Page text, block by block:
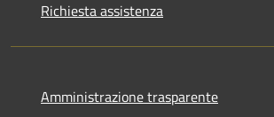
Richiesta assistenza
Amministrazione trasparente